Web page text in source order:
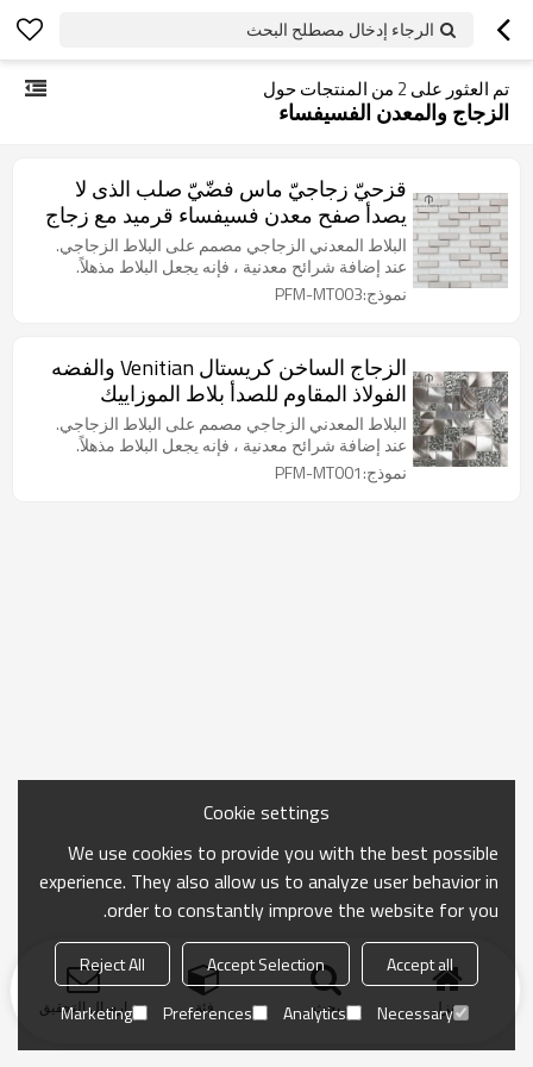
الرجاء إدخال مصطلح البحث
تم العثور على 2 من المنتجات حول
الزجاج والمعدن الفسيفساء
قزحيّ زجاجيّ ماس فضّيّ صلب الذى لا
يصدأ صفح معدن فسيفساء قرميد مع زجاج
البلاط المعدني الزجاجي مصمم على البلاط الزجاجي.
عند إضافة شرائح معدنية ، فإنه يجعل البلاط مذهلاً.
نموذج:PFM-MT003
الزجاج الساخن كريستال Venitian والفضه
الفولاذ المقاوم للصدأ بلاط الموزاييك
المعدني
البلاط المعدني الزجاجي مصمم على البلاط الزجاجي.
عند إضافة شرائح معدنية ، فإنه يجعل البلاط مذهلاً.
نموذج:PFM-MT001
منزل بحث فئة ارسال التحقيق
Cookie settings
We use cookies to provide you with the best possible
experience. They also allow us to analyze user behavior in
order to constantly improve the website for you.
Accept all
Accept Selection
Reject All
Necessary
Analytics
Preferences
Marketing